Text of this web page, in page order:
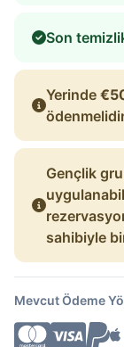
Son
Yerinde
Gençlik
sahibiyle
Mevcut Ödeme